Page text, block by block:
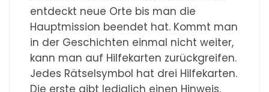
entdeckt neue Orte bis man die
Hauptmission beendet hat. Kommt man
in der Geschichten einmal nicht weiter,
kann man auf Hilfekarten zurückgreifen.
Jedes Rätselsymbol hat drei Hilfekarten.
Die erste gibt lediglich einen Hinweis,